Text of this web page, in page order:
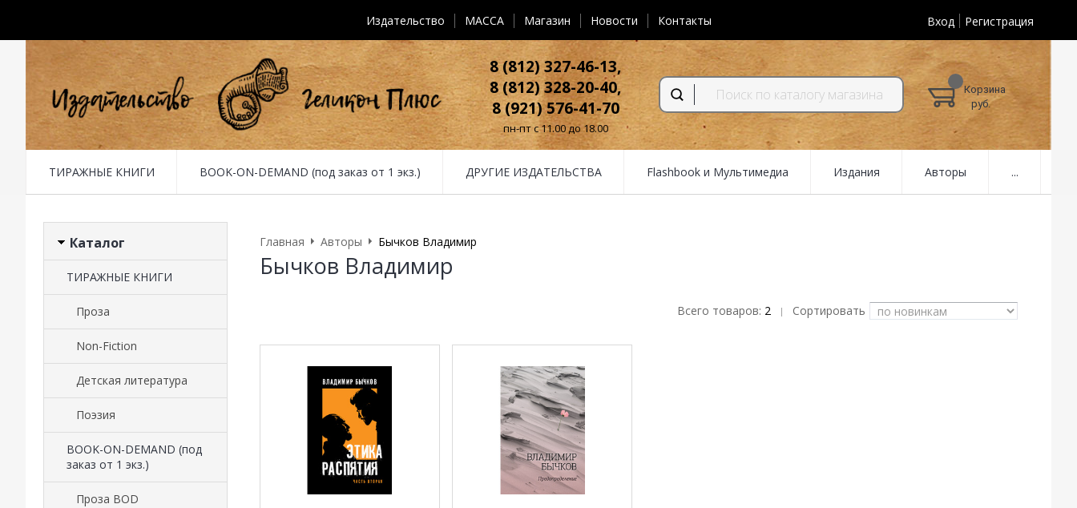
Издательство MACCA Магазин Новости Контакты Вход Регистрация
8 (812) 327-46-13,
8 (812) 328-20-40,
8 (921) 576-41-70
пн-пт с 11.00 до 18.00
Корзина
руб.
ТИРАЖНЫЕ КНИГИ BOOK-ON-DEMAND (под заказ от 1 экз.) ДРУГИЕ ИЗДАТЕЛЬСТВА Flashbook и Мультимедиа Издания Авторы ...
Каталог
ТИРАЖНЫЕ КНИГИ
Проза
Non-Fiction
Детская литература
Поэзия
BOOK-ON-DEMAND (под
заказ от 1 экз.)
Проза BOD
Главная Авторы Бычков Владимир
Бычков Владимир
Всего товаров: 2 | Сортировать